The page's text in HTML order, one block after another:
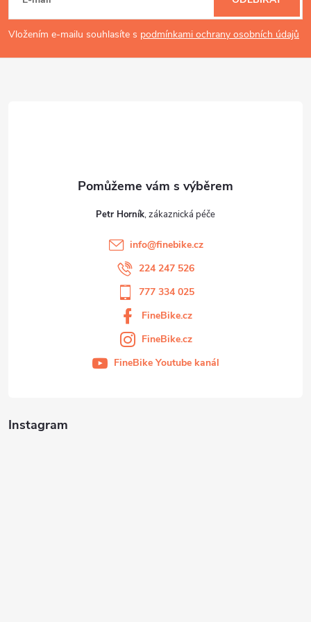
p
a
Vložením e-mailu souhlasíte s podmínkami ochrany osobních údajů
Instagram
Petr Horník
info@finebike.cz
224 247 526
777 334 025
FineBike.cz
FineBike.cz
FineBike Youtube kanál